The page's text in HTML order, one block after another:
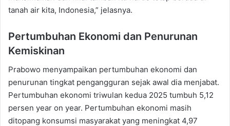
tanah air kita, Indonesia,” jelasnya.
Pertumbuhan Ekonomi dan Penurunan
Kemiskinan
Prabowo menyampaikan pertumbuhan ekonomi dan
penurunan tingkat pengangguran sejak awal dia menjabat.
Pertumbuhan ekonomi triwulan kedua 2025 tumbuh 5,12
persen year on year. Pertumbuhan ekonomi masih
ditopang konsumsi masyarakat yang meningkat 4,97